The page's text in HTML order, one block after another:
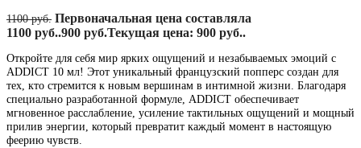
1100руб. Первоначальная цена составляла
1100 руб..900 руб.Текущая цена: 900 руб..
Откройте для себя мир ярких ощущений и незабываемых эмоций с
ADDICT 10 мл! Этот уникальный французский попперс создан для
тех, кто стремится к новым вершинам в интимной жизни. Благодаря
специально разработанной формуле, ADDICT обеспечивает
мгновенное расслабление, усиление тактильных ощущений и мощный
прилив энергии, который превратит каждый момент в настоящую
феерию чувств.